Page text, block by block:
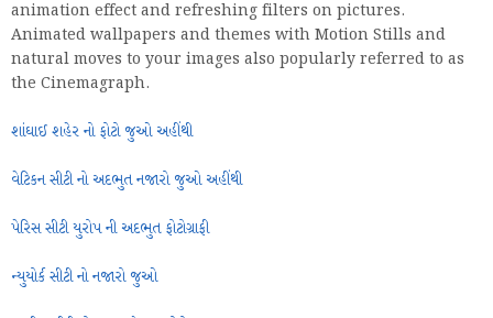
animation effect and refreshing filters on pictures.
Animated wallpapers and themes with Motion Stills and
natural moves to your images also popularly referred to as
the Cinemagraph.
શાંઘાઈ શહેર નો ફોટો જુઓ અહીંથી
વેટિકન સીટી નો અદભુત નજારો જુઓ અહીંથી
પેરિસ સીટી યુરોપ ની અદભુત ફોટોગ્રાફી
ન્યુયોર્ક સીટી નો નજારો જુઓ